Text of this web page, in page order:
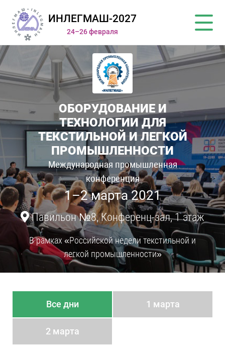
ИНЛЕГМАШ-2027
24–26 февраля
ОБОРУДОВАНИЕ И
ТЕХНОЛОГИИ ДЛЯ
ТЕКСТИЛЬНОЙ И ЛЕГКОЙ
ПРОМЫШЛЕННОСТИ
Международная промышленная
конференция
1–2 марта 2021
Павильон №8, Конференц-зал, 1 этаж
В рамках «Российской недели текстильной и
легкой промышленности»
Все дни 1 марта
2 марта